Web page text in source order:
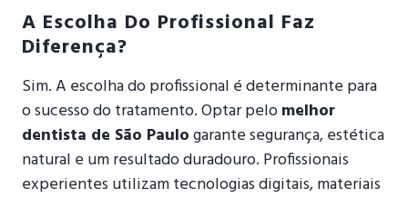
A Escolha Do Profissional Faz
Diferença?
Sim. A escolha do profissional é determinante para
o sucesso do tratamento. Optar pelomelhor
dentista de São Paulogarante segurança, estética
natural e um resultado duradouro. Profissionais
experientes utilizam tecnologias digitais, materiais